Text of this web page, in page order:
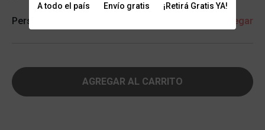
A todo el país Envío gratis ¡Retirá Gratis YA!
Personalización + Agregar
AGREGAR AL CARRITO